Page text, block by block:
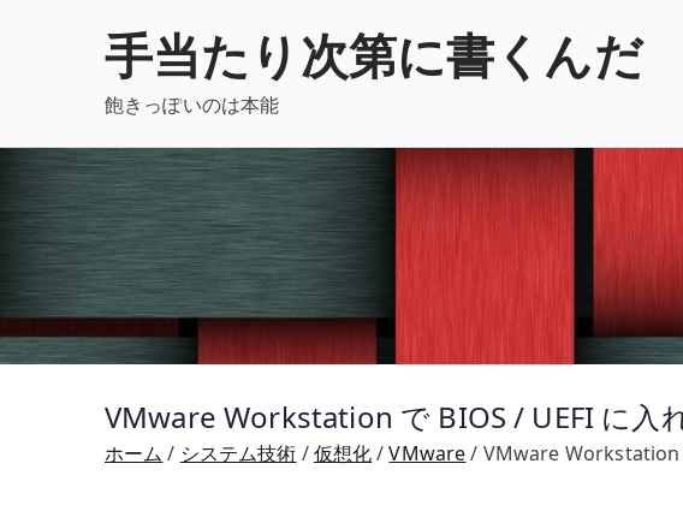
手当たり次第に書くんだ
飽きっぽいのは本能
VMware Workstation で BIOS / UEFI に入
ホーム システム技術 仮想化 VMware VMware Workstation